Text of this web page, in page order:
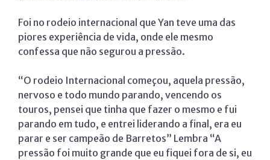
Foi no rodeio internacional que Yan teve uma das
piores experiência de vida, onde ele mesmo
confessa que não segurou a pressão.
“O rodeio Internacional começou, aquela pressão,
nervoso e todo mundo parando, vencendo os
touros, pensei que tinha que fazer o mesmo e fui
parando em tudo, e entrei liderando a final, era eu
parar e ser campeão de Barretos” Lembra “A
pressão foi muito grande que eu fiquei fora de si, eu